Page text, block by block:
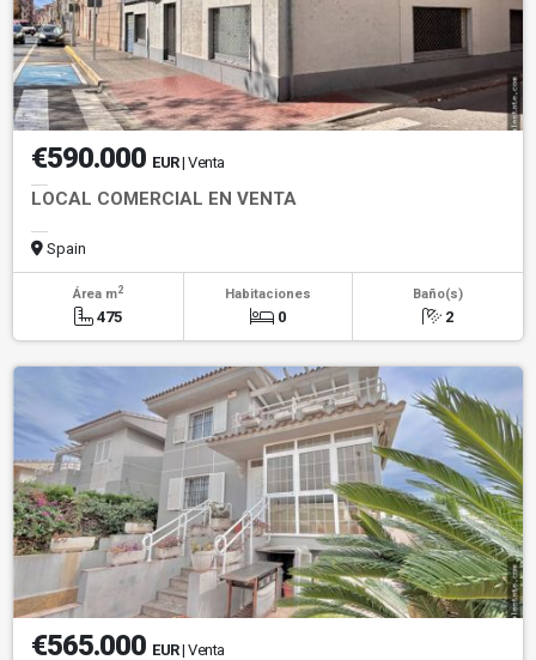
€590.000 EUR| Venta
LOCAL COMERCIAL EN VENTA
Spain
Área m2
475
Habitaciones
0
Baño(s)
2
€565.000 EUR| Venta